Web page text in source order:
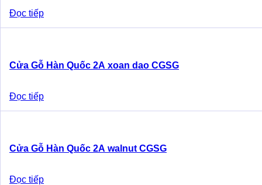
Đọc tiếp
Cửa Gỗ Hàn Quốc 2A xoan dao CGSG
Đọc tiếp
Cửa Gỗ Hàn Quốc 2A walnut CGSG
Đọc tiếp